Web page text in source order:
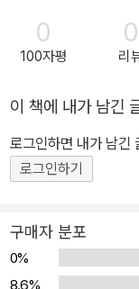
0
100자평
0
리
이 책에 내가 남긴
로그인하면 내가 남긴
로그인하기
구매자 분포
0%
8.6%